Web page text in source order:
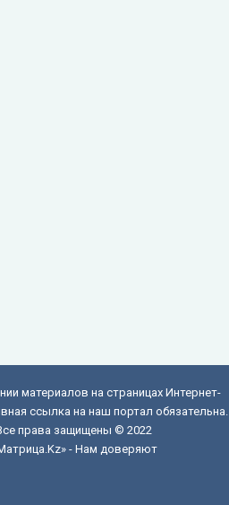
материалов на страницах Интернет-
ссылка на наш портал обязательна.
права защищены © 2022
- Нам доверяют